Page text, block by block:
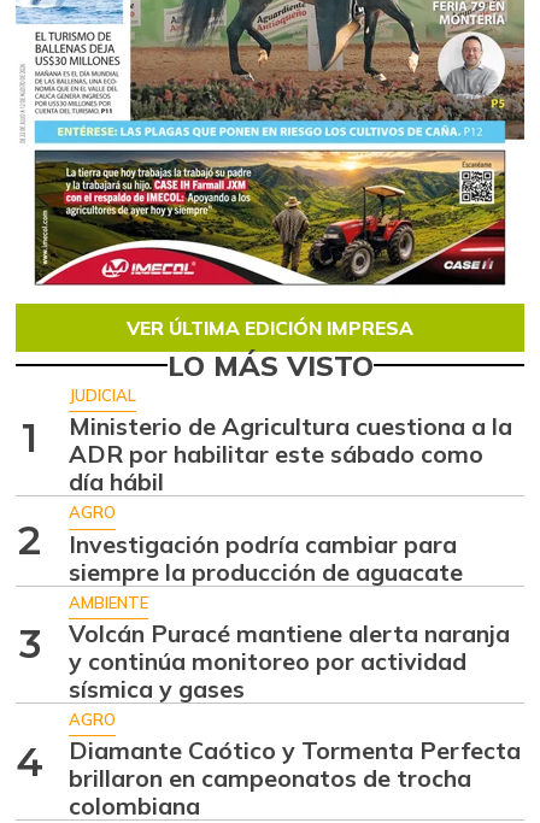
VER ÚLTIMA EDICIÓN IMPRESA
LO MÁS VISTO
1
JUDICIAL
Ministerio de Agricultura cuestiona a la
ADR por habilitar este sábado como
día hábil
2
AGRO
Investigación podría cambiar para
siempre la producción de aguacate
3
AMBIENTE
Volcán Puracé mantiene alerta naranja
y continúa monitoreo por actividad
sísmica y gases
4
AGRO
Diamante Caótico y Tormenta Perfecta
brillaron en campeonatos de trocha
colombiana